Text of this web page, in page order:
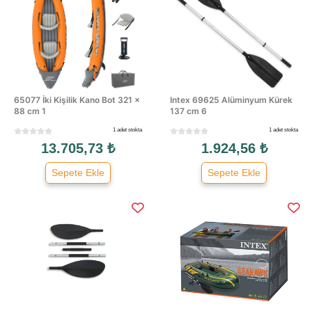
65077 İki Kişilik Kano Bot 321 ×
88 cm 1
1 adet stokta
13.705,73 ₺
Sepete Ekle
Intex 69625 Alüminyum Kürek
137 cm 6
1 adet stokta
1.924,56 ₺
Sepete Ekle